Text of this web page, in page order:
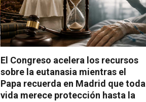
El Congreso acelera los recursos
sobre la eutanasia mientras el
Papa recuerda en Madrid que toda
vida merece protección hasta la